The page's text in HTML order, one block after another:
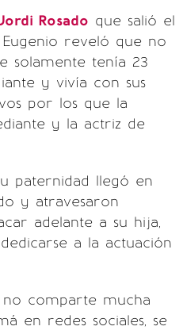
Rosado que salió el
reveló que no
solamente tenía 23
y vivía con sus
por los que la
y la actriz de
paternidad llegó en
y atravesaron
adelante a su hija,
a la actuación
no comparte mucha
en redes sociales, se